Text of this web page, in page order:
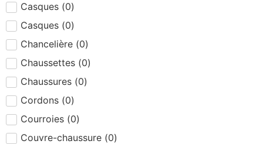
Casques (0)
Casques (0)
Chancelière (0)
Chaussettes (0)
Chaussures (0)
Cordons (0)
Courroies (0)
Couvre-chaussure (0)